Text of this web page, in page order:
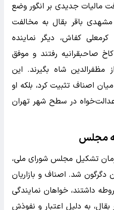
مالیات جدیدی بر انگور وضع
باقر بقال به مخالفت
کفاش، دیگر نماینده
صاحبقرانیه رفتند و موفق
مظفرالدین شاه بگیرند. این
میان اصناف تثبیت کرد، بلکه او
در سطح شهر تهران
مجلس
تشکیل مجلس شورای ملی،
شد. اصناف و بازاریان
داشتند، خواهان نمایندگی
به دلیل اعتبار و نفوذش